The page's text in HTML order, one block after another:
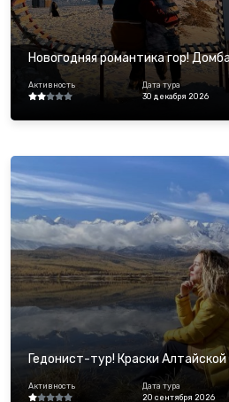
Новогодняя романтика гор!
Активность
Дата тура
30 декабря 2026
Гедонист-тур! Краски Алтайской
Активность
Дата тура
20 сентября 2026